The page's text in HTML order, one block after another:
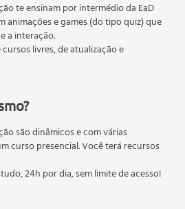
Humana
Legal (Estimativa da Altura, da
Legal (Lesões Corporais,
Agentes Físicos Produtores
Produtores de Lesões,
de Lesões, Agentes Mistos
de Lesões)
(Dano Corporal de
de Natureza Trabalhista,
Desportiva)
te ensinam por intermédio da EaD
animações e games (do tipo quiz) que
a interação.
livres, de atualização e
destinados a proporcionar ao
permitam o desenvolvimento de
trata da política nacional de
apenas cursos de graduação e
e profissionalizantes são
Estaduais de Educação.
são dinâmicos e com várias
curso presencial. Você terá recursos
24h por dia, sem limite de acesso!